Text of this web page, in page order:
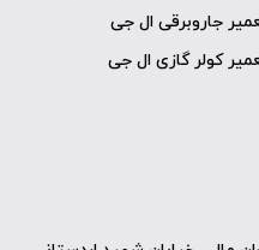
جاروبرقی ال جی
کولر گازی ال جی